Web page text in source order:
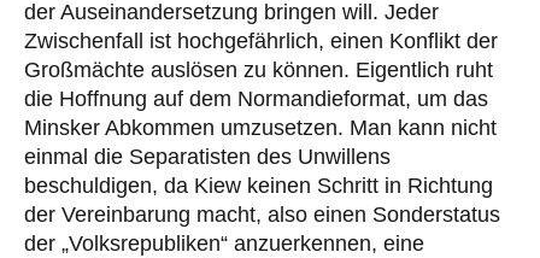
der Auseinandersetzung bringen will. Jeder
Zwischenfall ist hochgefährlich, einen Konflikt der
Großmächte auslösen zu können. Eigentlich ruht
die Hoffnung auf dem Normandieformat, um das
Minsker Abkommen umzusetzen. Man kann nicht
einmal die Separatisten des Unwillens
beschuldigen, da Kiew keinen Schritt in Richtung
der Vereinbarung macht, also einen Sonderstatus
der „Volksrepubliken“ anzuerkennen, eine